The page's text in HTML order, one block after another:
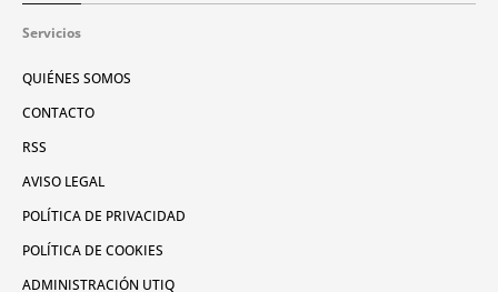
Servicios
QUIÉNES SOMOS
CONTACTO
RSS
AVISO LEGAL
POLÍTICA DE PRIVACIDAD
POLÍTICA DE COOKIES
ADMINISTRACIÓN UTIQ